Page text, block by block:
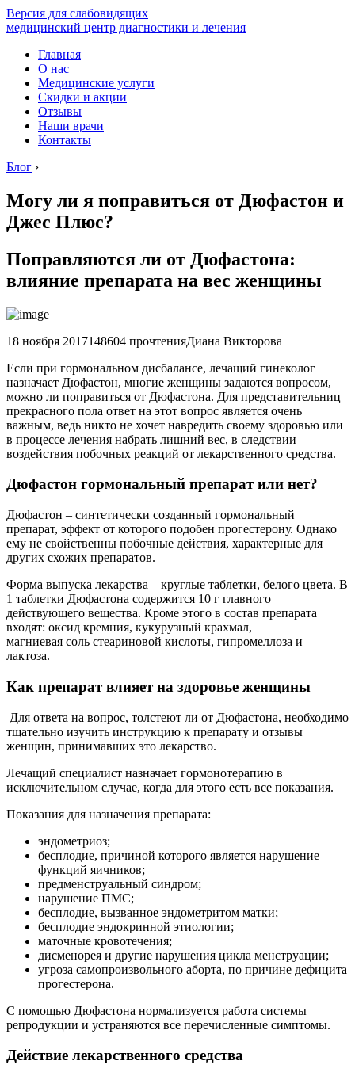
Версия для слабовидящих
медицинский центр диагностики и лечения
Главная
О нас
Медицинские услуги
Скидки и акции
Отзывы
Наши врачи
Контакты
Блог ›
Могу ли я поправиться от Дюфастон и
Джес Плюс?
Поправляются ли от Дюфастона:
влияние препарата на вес женщины
18 ноября 2017148604 прочтенияДиана Викторова
Если при гормональном дисбалансе, лечащий гинеколог
назначает Дюфастон, многие женщины задаются вопросом,
можно ли поправиться от Дюфастона. Для представительниц
прекрасного пола ответ на этот вопрос является очень
важным, ведь никто не хочет навредить своему здоровью или
в процессе лечения набрать лишний вес, в следствии
воздействия побочных реакций от лекарственного средства.
Дюфастон гормональный препарат или нет?
Дюфастон – синтетически созданный гормональный
препарат, эффект от которого подобен прогестерону. Однако
ему не свойственны побочные действия, характерные для
других схожих препаратов.
Форма выпуска лекарства – круглые таблетки, белого цвета. В
1 таблетки Дюфастона содержится 10 г главного
действующего вещества. Кроме этого в состав препарата
входят: оксид кремния, кукурузный крахмал,
магниевая соль стеариновой кислоты, гипромеллоза и
лактоза.
Как препарат влияет на здоровье женщины
Для ответа на вопрос, толстеют ли от Дюфастона, необходимо
тщательно изучить инструкцию к препарату и отзывы
женщин, принимавших это лекарство.
Лечащий специалист назначает гормонотерапию в
исключительном случае, когда для этого есть все показания.
Показания для назначения препарата:
эндометриоз;
бесплодие, причиной которого является нарушение
функций яичников;
предменструальный синдром;
нарушение ПМС;
бесплодие, вызванное эндометритом матки;
бесплодие эндокринной этиологии;
маточные кровотечения;
дисменорея и другие нарушения цикла менструации;
угроза самопроизвольного аборта, по причине дефицита
прогестерона.
С помощью Дюфастона нормализуется работа системы
репродукции и устраняются все перечисленные симптомы.
Действие лекарственного средства